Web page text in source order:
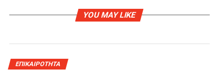
YOU MAY LIKE
ΕΠΙΚΑΙΡΟΤΗΤΑ